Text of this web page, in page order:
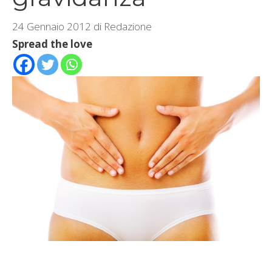
24 Gennaio 2012 di Redazione
Spread the love